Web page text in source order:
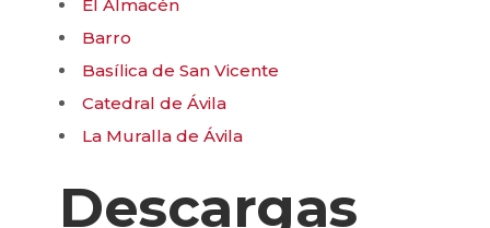
El Almacén
Barro
Basílica de San Vicente
Catedral de Ávila
La Muralla de Ávila
Descargas